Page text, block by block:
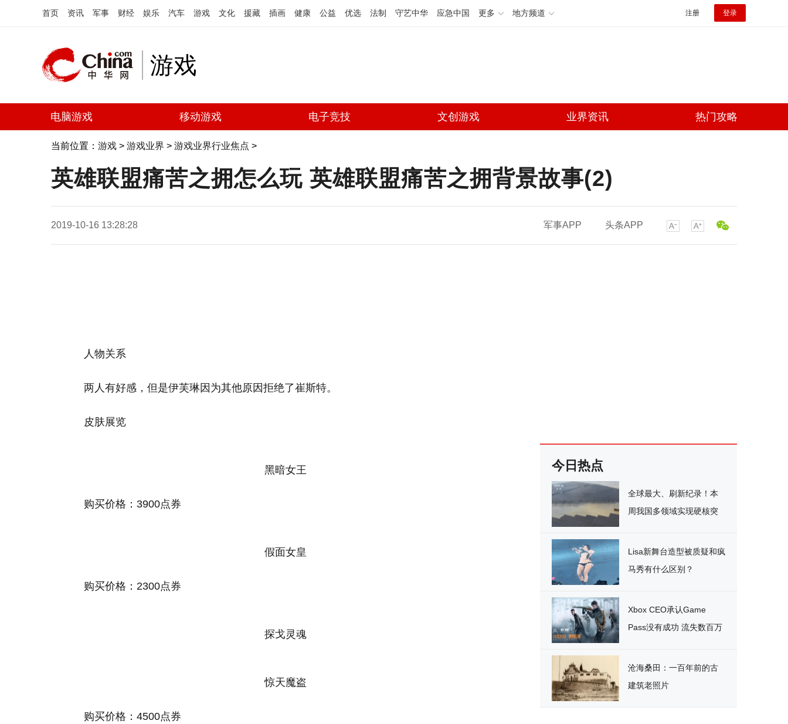
首页 资讯 军事 财经 娱乐 汽车 游戏 文化 援藏 插画 健康 公益 优选 法制 守艺中华 应急中国 更多 地方频道 注册 登录
游戏
电脑游戏 移动游戏 电子竞技 文创游戏 业界资讯 热门攻略
当前位置： 游戏 > 游戏业界 > 游戏业界行业焦点 >
英雄联盟痛苦之拥怎么玩 英雄联盟痛苦之拥背景故事(2)
2019-10-16 13:28:28 军事APP 头条APP
人物关系
两人有好感，但是伊芙琳因为其他原因拒绝了崔斯特。
皮肤展览
黑暗女王
购买价格：3900点券
假面女皇
购买价格：2300点券
探戈灵魂
惊天魔盗
购买价格：4500点券
今日热点
全球最大、刷新纪录！本
周我国多领域实现硬核突
Lisa新舞台造型被质疑和疯
马秀有什么区别？
Xbox CEO承认Game
Pass没有成功 流失数百万
沧海桑田：一百年前的古
建筑老照片